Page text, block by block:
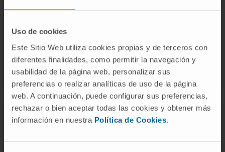
Uso de cookies
Este Sitio Web utiliza cookies propias y de terceros con
diferentes finalidades, como permitir la navegación y
usabilidad de la página web, personalizar sus
preferencias o realizar analíticas de uso de la página
web. A continuación, puede configurar sus preferencias,
rechazar o bien aceptar todas las cookies y obtener más
información en nuestra Política de Cookies.
Administración y Servicios
MÁS INFORMACIÓN